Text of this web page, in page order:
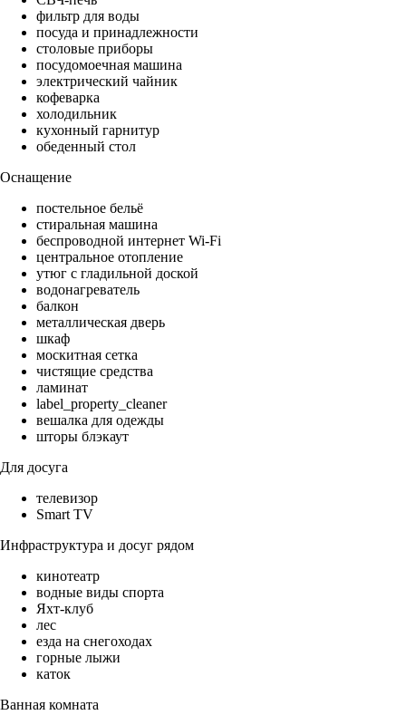
фильтр для воды
посуда и принадлежности
столовые приборы
посудомоечная машина
электрический чайник
кофеварка
холодильник
кухонный гарнитур
обеденный стол
Оснащение
постельное бельё
стиральная машина
беспроводной интернет Wi-Fi
центральное отопление
утюг с гладильной доской
водонагреватель
балкон
металлическая дверь
шкаф
москитная сетка
чистящие средства
ламинат
label_property_cleaner
вешалка для одежды
шторы блэкаут
Для досуга
телевизор
Smart TV
Инфраструктура и досуг рядом
кинотеатр
водные виды спорта
Яхт-клуб
лес
езда на снегоходах
горные лыжи
каток
Ванная комната